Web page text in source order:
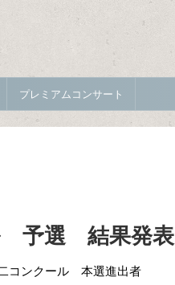
プレミアムコンサート
予選 結果発表
コンクール 本選進出者